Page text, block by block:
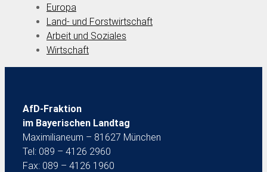
Europa
Land- und Forstwirtschaft
Arbeit und Soziales
Wirtschaft
AfD-Fraktion
im Bayerischen Landtag
Maximilianeum – 81627 München
Tel: 089 – 4126 2960
Fax: 089 – 4126 1960